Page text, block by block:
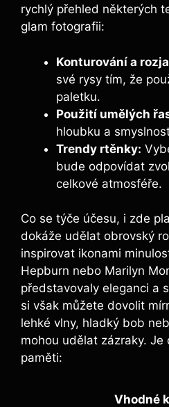
rychlý přehled některých
glam fotografii:
Konturování a
své rysy tím, že
paletku.
Použití umělých
hloubku a
Trendy rtěnky:
bude odpovídat
celkové atmosféře.
Co se týče účesu, i zde
dokáže udělat obrovský
inspirovat ikonami
Hepburn nebo Marilyn
představovaly eleganci a
si však můžete dovolit
lehké vlny, hladký bob
mohou udělat zázraky. Je
paměti:
Vhodné k